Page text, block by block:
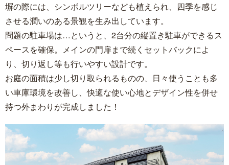
塀の際には、シンボルツリーなども植えられ、四季を感じ
させる潤いのある景観を生み出しています。
問題の駐車場は…というと、2台分の縦置き駐車ができるス
ペースを確保。メインの門扉まで続くセットバックによ
り、切り返し等も行いやすい設計です。
お庭の面積は少し切り取られるものの、日々使うことも多
い車庫環境を改善し、快適な使い心地とデザイン性を併せ
持つ外まわりが完成しました！